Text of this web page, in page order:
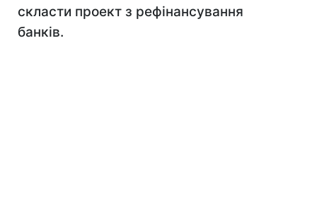
скласти проект з рефінансування
банків.